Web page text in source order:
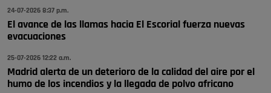
Y ese quien es, apenas se ven patrullas en la estación, como si se van
todos, no vamos a notar …
Pozuelo de Alarcón
🔴 EXCLUSIVA | El comisario de la …
24-07-2026 8:37 p.m.
El avance de las llamas hacia El Escorial fuerza nuevas
evacuaciones
25-07-2026 12:22 a.m.
Madrid alerta de un deterioro de la calidad del aire por el
humo de los incendios y la llegada de polvo africano